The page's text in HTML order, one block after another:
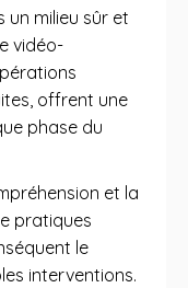
un milieu sûr et
vidéo-
offrent une
phase du
et la
pratiques
le
interventions.